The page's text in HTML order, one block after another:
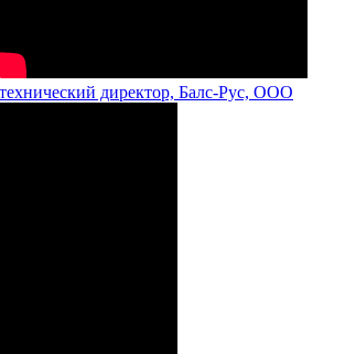
директор, Балс-Рус, ООО